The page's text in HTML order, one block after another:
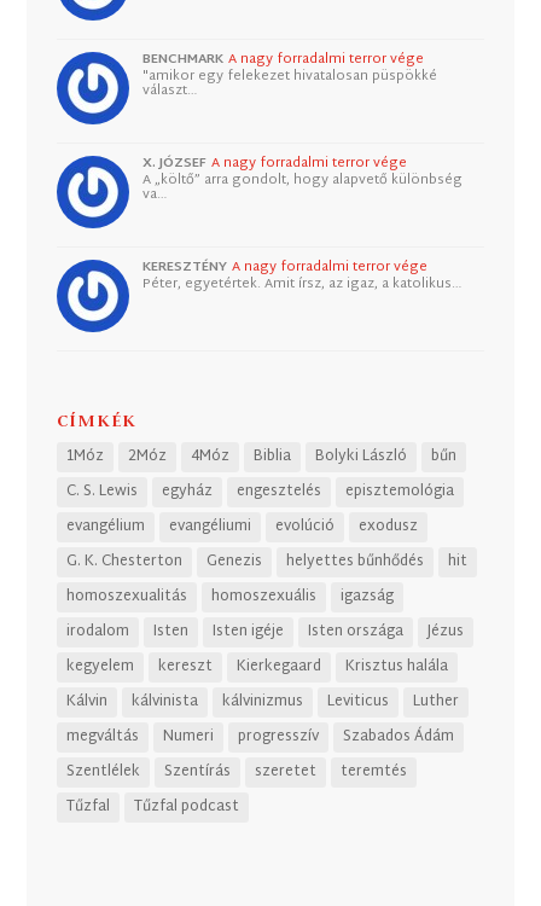
BENCHMARK A nagy forradalmi terror vége
"amikor egy felekezet hivatalosan püspökké
választ…
X. JÓZSEF A nagy forradalmi terror vége
A „költő” arra gondolt, hogy alapvető különbség
va…
KERESZTÉNY A nagy forradalmi terror vége
Péter, egyetértek. Amit írsz, az igaz, a katolikus…
CÍMKÉK
1Móz 2Móz 4Móz Biblia Bolyki László
bűn
C. S. Lewis
egyház engesztelés
episztemológia
evangélium
evangéliumi evolúció
exodusz
G. K. Chesterton
Genezis helyettes bűnhődés
hit
homoszexualitás
homoszexuális
igazság
irodalom
Isten Isten igéje Isten országa
Jézus
kegyelem
kereszt Kierkegaard
Krisztus halála
Kálvin
kálvinista kálvinizmus Leviticus
Luther
megváltás
Numeri progresszív
Szabados Ádám
Szentlélek
Szentírás szeretet
teremtés
Tűzfal
Tűzfal podcast